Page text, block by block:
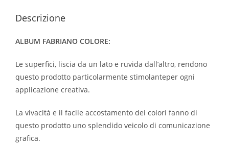
Descrizione
ALBUM FABRIANO COLORE:
Le superfici, liscia da un lato e ruvida dall’altro, rendono
questo prodotto particolarmente stimolanteper ogni
applicazione creativa.
La vivacità e il facile accostamento dei colori fanno di
questo prodotto uno splendido veicolo di comunicazione
grafica.